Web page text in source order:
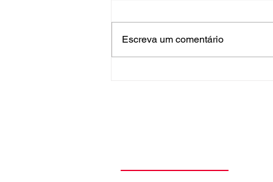
Escreva um comentário